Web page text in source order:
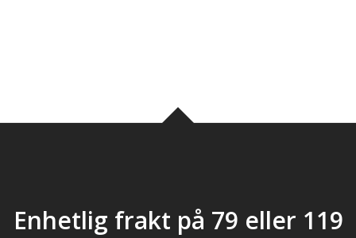
Enhetlig frakt på 79 eller 119